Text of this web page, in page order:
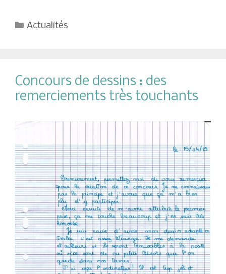
Catégories
Actualités
Concours de dessins : des
remerciements très touchants